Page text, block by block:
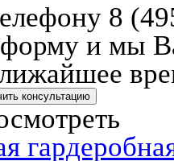
8
форму и мы
консультацию